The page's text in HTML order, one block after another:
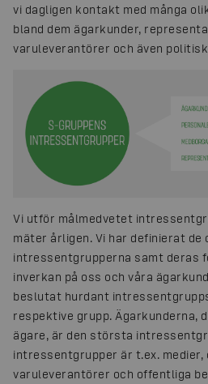
vi dagligen kontakt med många
bland dem ägarkunder,
varuleverantörer och även
Vi utför målmedvetet
mäter årligen. Vi har definierat de
intressentgrupperna samt deras
inverkan på oss och våra
beslutat hurdant
respektive grupp. Ägarkunderna,
ägare, är den största
intressentgrupper är t.ex. medier,
varuleverantörer och offentliga